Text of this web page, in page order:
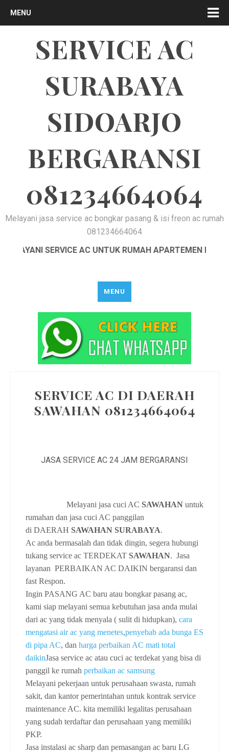
MENU
SERVICE AC
SURABAYA
SIDOARJO
BERGARANSI
081234664064
Melayani jasa service ac bongkar pasang & isi freon ac rumah
081234664064
SERVICE AC UNTUK RUMAH APARTEMEN DAN
MENU
SERVICE AC DI DAERAH
SAWAHAN 081234664064
Melayani jasa cuci AC SAWAHAN untuk
rumahan dan jasa cuci AC panggilan
di DAERAH SAWAHAN SURABAYA.
Ac anda bermasalah dan tidak dingin, segera hubungi
tukang service ac TERDEKAT SAWAHAN. Jasa
layanan PERBAIKAN AC DAIKIN bergaransi dan
fast Respon.
Ingin PASANG AC baru atau bongkar pasang ac,
kami siap melayani semua kebutuhan jasa anda mulai
dari ac yang tidak menyala ( sulit di hidupkan), cara
mengatasi air ac yang menetes,penyebab ada bunga ES
di pipa AC, dan harga perbaikan AC mati total
daikinJasa service ac atau cuci ac terdekat yang bisa di
panggil ke rumah perbaikan ac samsung
Melayani pekerjaan untuk perusahaan swasta, rumah
sakit, dan kantor pemerintahan untuk kontrak service
maintenance AC. kita memiliki legalitas perusahaan
yang sudah terdaftar dan perusahaan yang memiliki
PKP.
Jasa instalasi ac sharp dan pemasangan ac baru LG